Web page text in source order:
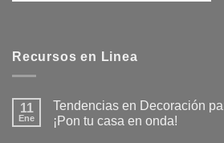
Recursos en Linea
11
Ene
Tendencias en Decoración
¡Pon tu casa en onda!